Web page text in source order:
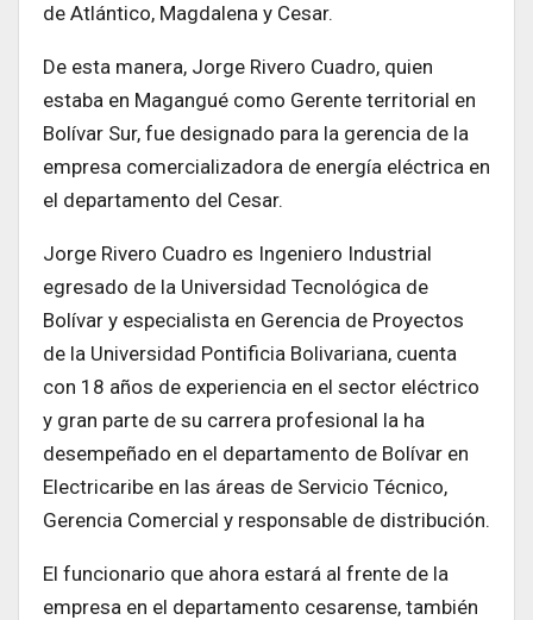
de Atlántico, Magdalena y Cesar.
De esta manera, Jorge Rivero Cuadro, quien
estaba en Magangué como Gerente territorial en
Bolívar Sur, fue designado para la gerencia de la
empresa comercializadora de energía eléctrica en
el departamento del Cesar.
Jorge Rivero Cuadro es Ingeniero Industrial
egresado de la Universidad Tecnológica de
Bolívar y especialista en Gerencia de Proyectos
de la Universidad Pontificia Bolivariana, cuenta
con 18 años de experiencia en el sector eléctrico
y gran parte de su carrera profesional la ha
desempeñado en el departamento de Bolívar en
Electricaribe en las áreas de Servicio Técnico,
Gerencia Comercial y responsable de distribución.
El funcionario que ahora estará al frente de la
empresa en el departamento cesarense, también